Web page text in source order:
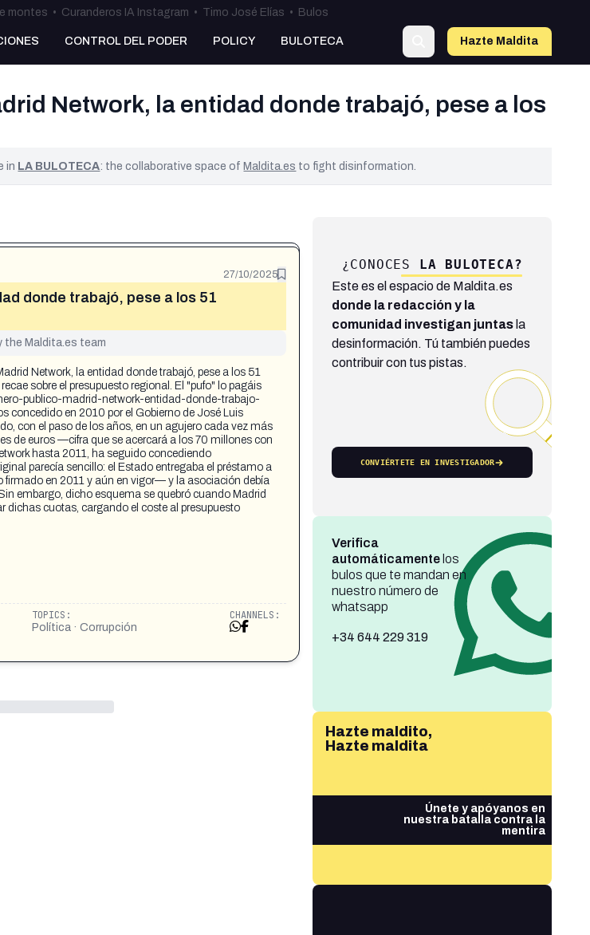
montes • Curanderos IA Instagram • Timo José Elías • Bulos
CONTROL DEL PODER POLICY BULOTECA Hazte Maldita
Network, la entidad donde trabajó, pese a los
in LA BULOTECA: the collaborative space ofMaldita.es to fight disinformation.
27/10/2025
donde trabajó, pese a los 51
the Maldita.es team
Network, la entidad donde trabajó, pese a los 51
sobre el presupuesto regional. El "pufo" lo pagáis
publico-madrid-network-entidad-donde-trabajo-
concedido en 2010 por el Gobierno de José Luis
con el paso de los años, en un agujero cada vez más
de euros —cifra que se acercará a los 70 millones con
hasta 2011, ha seguido concediendo
parecía sencillo: el Estado entregaba el préstamo a
firmado en 2011 y aún en vigor— y la asociación debía
embargo, dicho esquema se quebró cuando Madrid
dichas cuotas, cargando el coste al presupuesto
TOPICS:
Política · Corrupción
CHANNELS:
¿CONOCES LA BULOTECA?
Este es el espacio de Maldita.es
donde la redacción y la
comunidad investigan juntasla
desinformación. Tú también puedes
contribuir con tus pistas.
CONVIÉRTETE EN INVESTIGADOR
Verifica
automáticamentelos
bulos que te mandan en
nuestro número de
whatsapp
+34 644 229 319
Hazte maldito,
Hazte maldita
Únete y apóyanos en
nuestra batalla contra la
mentira